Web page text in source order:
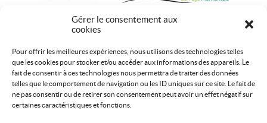
Gérer le consentement aux
cookies
Pour offrir les meilleures expériences, nous utilisons des technologies telles
que les cookies pour stocker et/ou accéder aux informations des appareils. Le
fait de consentir à ces technologies nous permettra de traiter des données
telles que le comportement de navigation ou les ID uniques sur ce site. Le fait de
ne pas consentir ou de retirer son consentement peut avoir un effet négatif sur
certaines caractéristiques et fonctions.